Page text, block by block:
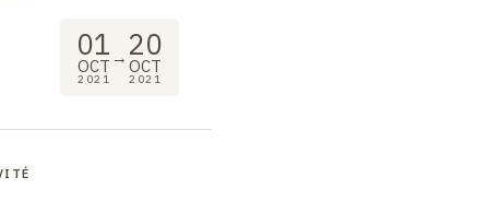
01
OCT
2021
→ 20
OCT
2021